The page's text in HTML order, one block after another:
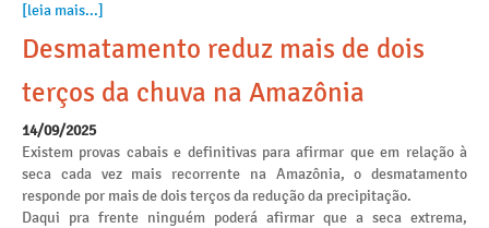
[leia mais...]
Desmatamento reduz mais de dois
terços da chuva na Amazônia
14/09/2025
Existem provas cabais e definitivas para afirmar que em relação à
seca cada vez mais recorrente na Amazônia, o desmatamento
responde por mais de dois terços da redução da precipitação.
Daqui pra frente ninguém poderá afirmar que a seca extrema,